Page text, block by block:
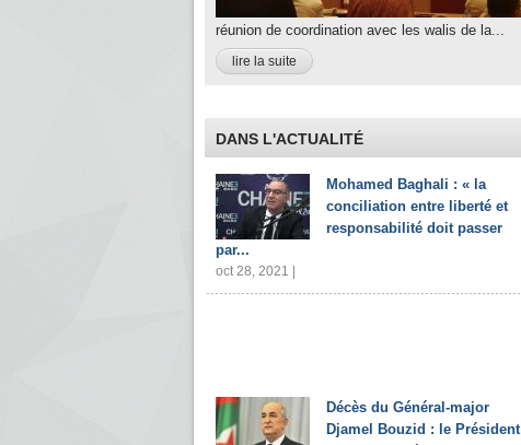
réunion de coordination avec les walis de la...
lire la suite
DANS L'ACTUALITÉ
Mohamed Baghali : « la
conciliation entre liberté et
responsabilité doit passer
par...
oct 28, 2021 |
Décès du Général-major
Djamel Bouzid : le Président